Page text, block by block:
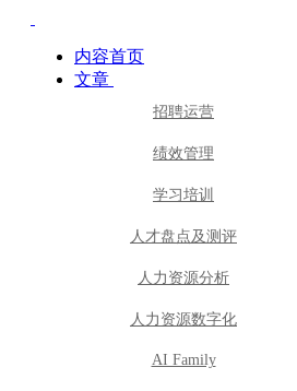
内容首页
文章
招聘运营
绩效管理
学习培训
人才盘点及测评
人力资源分析
人力资源数字化
AI Family